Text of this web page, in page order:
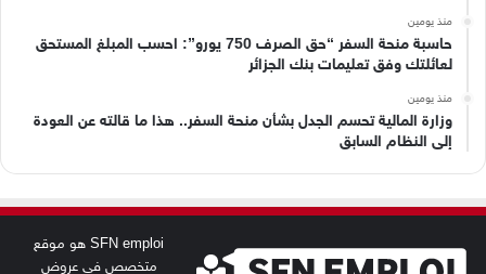
منذ يومين
حاسبة منحة السفر “حق الصرف 750 يورو”: احسب المبلغ المستحق
لعائلتك وفق تعليمات بنك الجزائر
منذ يومين
وزارة المالية تحسم الجدل بشأن منحة السفر.. هذا ما قالته عن العودة
إلى النظام السابق
SFN emploi هو موقع
متخصص في عروض